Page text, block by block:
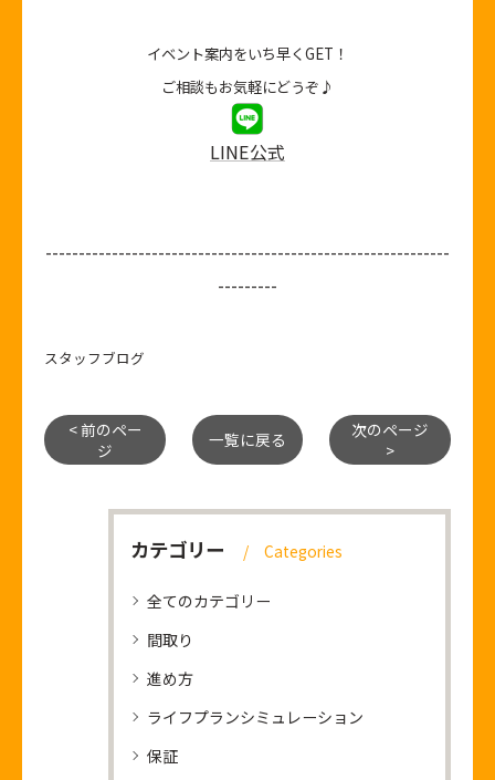
イベント案内をいち早くGET！
ご相談もお気軽にどうぞ♪
LINE公式
-------------------------------------------------------------
---------
スタッフブログ
< 前のペー
ジ
一覧に戻る
次のページ
>
カテゴリー Categories
全てのカテゴリー
間取り
進め方
ライフプランシミュレーション
保証